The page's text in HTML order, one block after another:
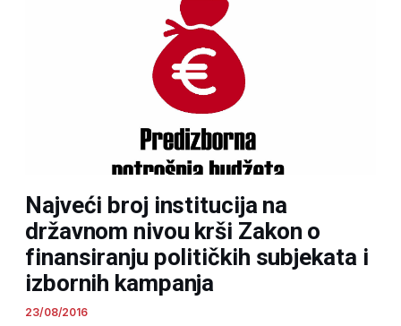
Najveći broj institucija na
državnom nivou krši Zakon o
finansiranju političkih subjekata i
izbornih kampanja
23/08/2016